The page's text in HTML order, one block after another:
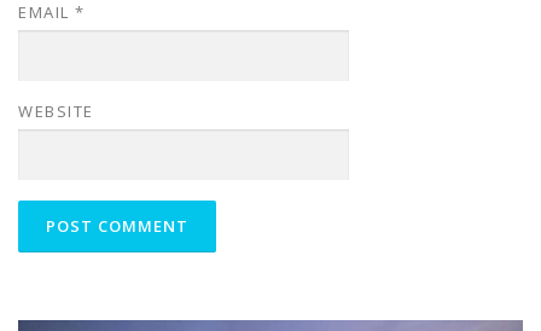
EMAIL *
WEBSITE